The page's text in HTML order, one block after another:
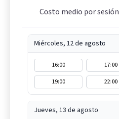
Costo medio por sesión
Miércoles, 12 de agosto
16:00 17:00
19:00
22:00
Jueves, 13 de agosto